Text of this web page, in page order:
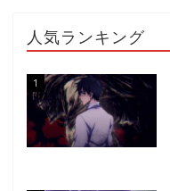
人気ランキング
1